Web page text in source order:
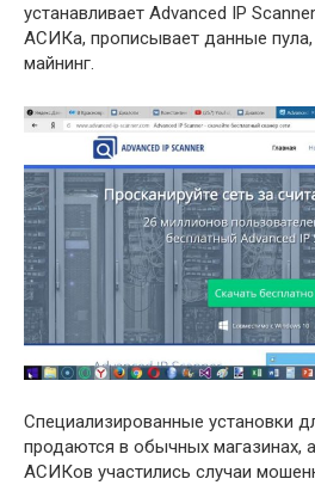
устанавливает Advanced IP
АСИКа, прописывает данные пула,
майнинг.
Специализированные установки
продаются в обычных магазинах,
АСИКов участились случаи